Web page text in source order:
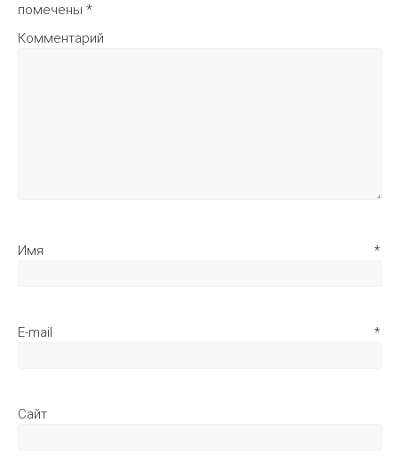
помечены *
Комментарий
Имя *
E-mail *
Сайт